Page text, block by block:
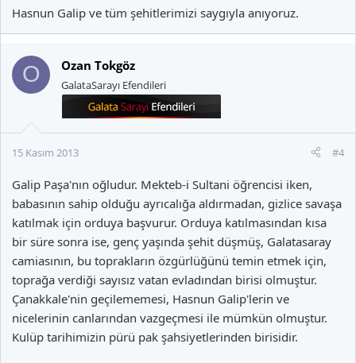
Hasnun Galip ve tüm şehitlerimizi saygıyla anıyoruz.
O Ozan Tokgöz
GalataSarayı Efendileri
15 Kasım 2013 #4
Galip Paşa'nın oğludur. Mekteb-i Sultani öğrencisi iken,
babasının sahip olduğu ayrıcalığa aldırmadan, gizlice savaşa
katılmak için orduya başvurur. Orduya katılmasından kısa
bir süre sonra ise, genç yaşında şehit düşmüş, Galatasaray
camiasının, bu toprakların özgürlüğünü temin etmek için,
toprağa verdiği sayısız vatan evladından birisi olmuştur.
Çanakkale'nin geçilememesi, Hasnun Galip'lerin ve
nicelerinin canlarından vazgeçmesi ile mümkün olmuştur.
Kulüp tarihimizin pürü pak şahsiyetlerinden birisidir.